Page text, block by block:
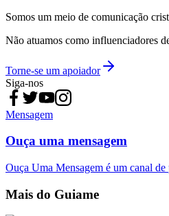
Somos um meio de comunicação
Não atuamos como influenciadores
Torne-se um apoiador
Siga-nos
Mensagem
Ouça uma mensagem
Ouça Uma Mensagem é um canal
Mais do Guiame